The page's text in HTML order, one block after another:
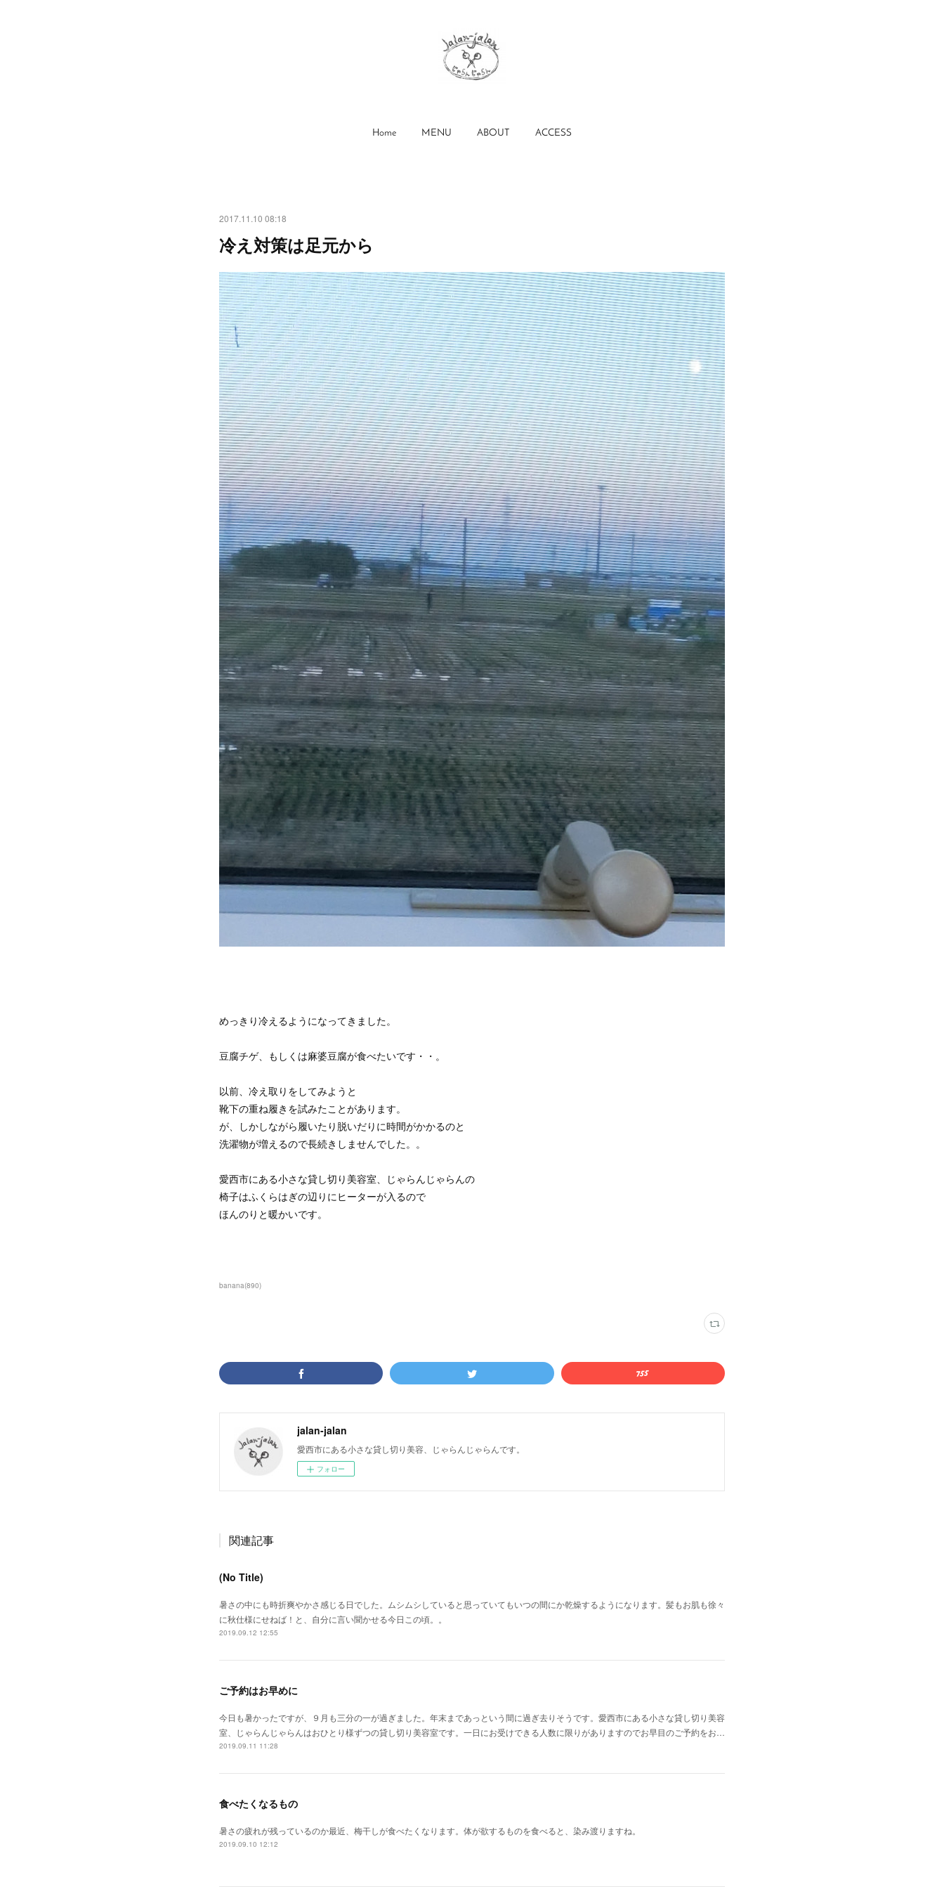
Home MENU ABOUT ACCESS
2017.11.10 08:18
冷え対策は足元から
めっきり冷えるようになってきました。
豆腐チゲ、もしくは麻婆豆腐が食べたいです・・。
以前、冷え取りをしてみようと
靴下の重ね履きを試みたことがあります。
が、しかしながら履いたり脱いだりに時間がかかるのと
洗濯物が増えるので長続きしませんでした。。
愛西市にある小さな貸し切り美容室、じゃらんじゃらんの
椅子はふくらはぎの辺りにヒーターが入るので
ほんのりと暖かいです。
banana(890)
jalan-jalan
愛西市にある小さな貸し切り美容、じゃらんじゃらんです。
フォロー
関連記事
(No Title)
暑さの中にも時折爽やかさ感じる日でした。ムシムシしていると思っていてもいつの間にか乾燥するようになります。髪もお肌も徐々
に秋仕様にせねば！と、自分に言い聞かせる今日この頃。。
2019.09.12 12:55
ご予約はお早めに
今日も暑かったですが、９月も三分の一が過ぎました。年末まであっという間に過ぎ去りそうです。愛西市にある小さな貸し切り美容
室、じゃらんじゃらんはおひとり様ずつの貸し切り美容室です。一日にお受けできる人数に限りがありますのでお早目のご予約をお…
2019.09.11 11:28
食べたくなるもの
暑さの疲れが残っているのか最近、梅干しが食べたくなります。体が欲するものを食べると、染み渡りますね。
2019.09.10 12:12